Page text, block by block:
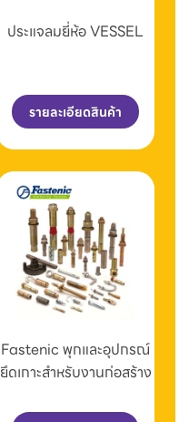
ประแจลมยี่ห้อ VESSEL
รายละเอียดสินค้า
Fastenic พุกและอุปกรณ์
ยึดเกาะสำหรับงานก่อสร้าง